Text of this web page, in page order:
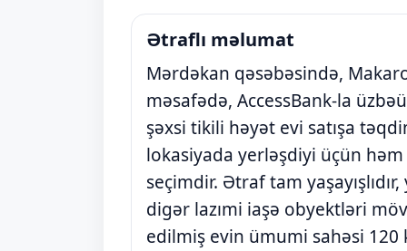
Ətraflı məlumat
Mərdəkan qəsəbəsində,
məsafədə, AccessBank-la
şəxsi tikili həyət evi satışa
lokasiyada yerləşdiyi üçün
seçimdir. Ətraf tam
digər lazımi iaşə obyektləri
edilmiş evin ümumi sahəsi